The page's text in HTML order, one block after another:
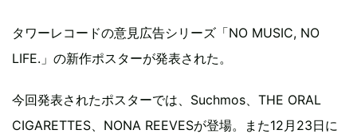
タワーレコードの意見広告シリーズ「NO MUSIC, NO
LIFE.」の新作ポスターが発表された。
今回発表されたポスターでは、Suchmos、THE ORAL
CIGARETTES、NONA REEVESが登場。また12月23日に